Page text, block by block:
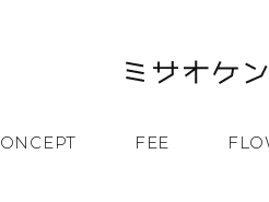
FEE